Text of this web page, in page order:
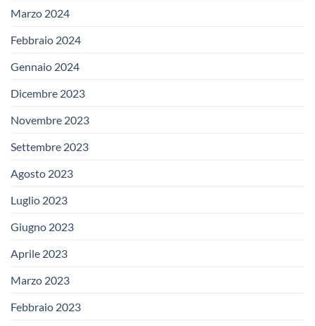
Marzo 2024
Febbraio 2024
Gennaio 2024
Dicembre 2023
Novembre 2023
Settembre 2023
Agosto 2023
Luglio 2023
Giugno 2023
Aprile 2023
Marzo 2023
Febbraio 2023